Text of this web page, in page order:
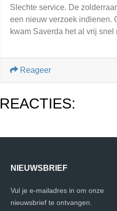
Slechte service. De
een nieuw verzoek indienen.
kwam Saverda het al vrij snel
Reageer
REACTIES:
NIEUWSBRIEF
Vul je e-mailadres in om onze
nieuwsbrief te ontvangen.